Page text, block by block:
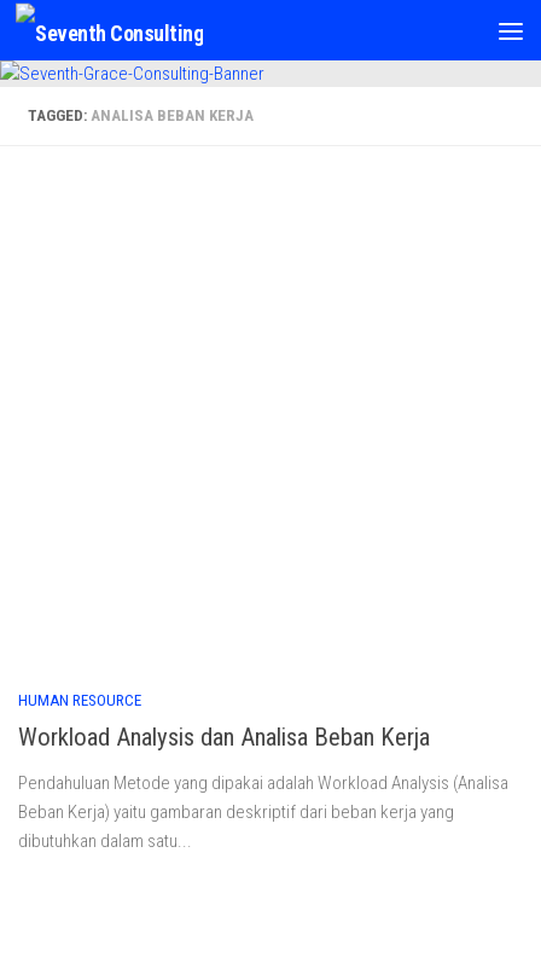
Skip to content
TAGGED: ANALISA BEBAN KERJA
HUMAN RESOURCE
Workload Analysis dan Analisa Beban Kerja
Pendahuluan Metode yang dipakai adalah Workload Analysis (Analisa
Beban Kerja) yaitu gambaran deskriptif dari beban kerja yang
dibutuhkan dalam satu...